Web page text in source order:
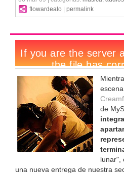
flowardealo
permalink
de
una nueva entrega de nuestra